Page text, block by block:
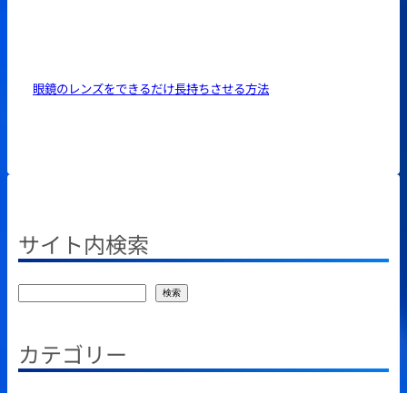
眼鏡のレンズをできるだけ長持ちさせる方法
サイト内検索
検索
カテゴリー